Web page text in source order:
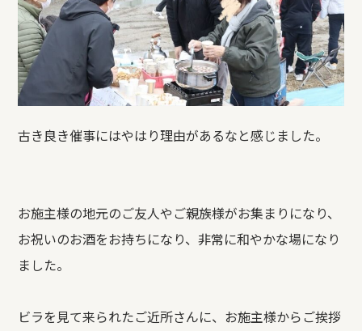
古き良き催事にはやはり理由があるなと感じました。
お施主様の地元のご友人やご親族様がお集まりになり、
お祝いのお酒をお持ちになり、非常に和やかな場になり
ました。
ビラを見て来られたご近所さんに、お施主様からご挨拶